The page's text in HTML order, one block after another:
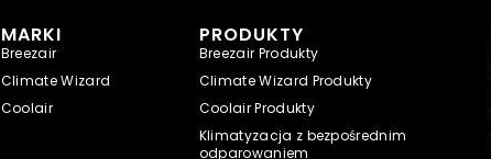
MARKI
Breezair
Climate Wizard
Coolair
PRODUKTY
Breezair Produkty
Climate Wizard Produkty
Coolair Produkty
Klimatyzacja z bezpośrednim
odparowaniem